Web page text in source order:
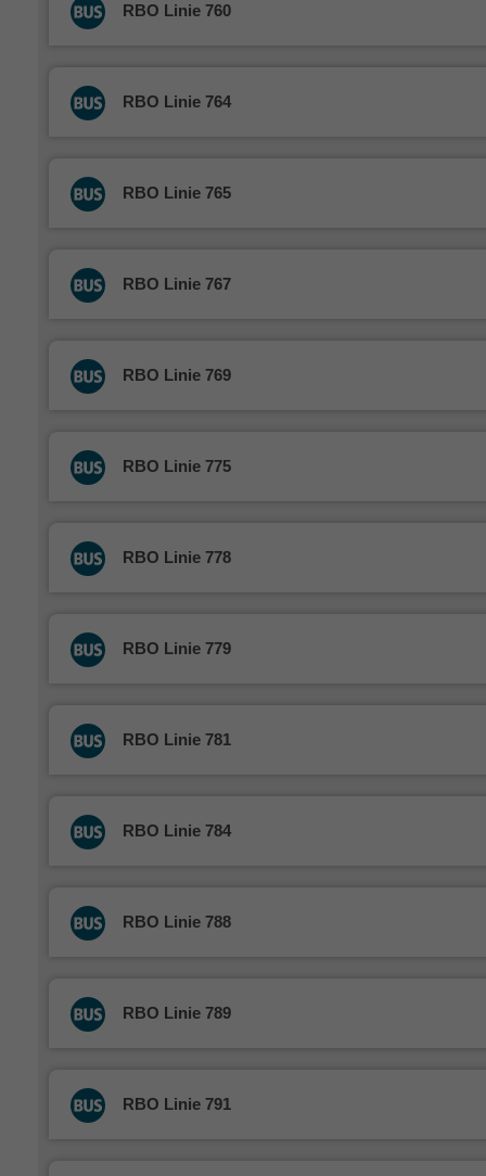
RBO Linie 760
RBO Linie 764
RBO Linie 765
RBO Linie 767
RBO Linie 769
RBO Linie 775
RBO Linie 778
RBO Linie 779
RBO Linie 781
RBO Linie 784
RBO Linie 788
RBO Linie 789
RBO Linie 791